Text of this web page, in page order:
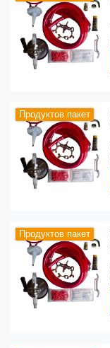
Продуктов пакет
Продуктов пакет